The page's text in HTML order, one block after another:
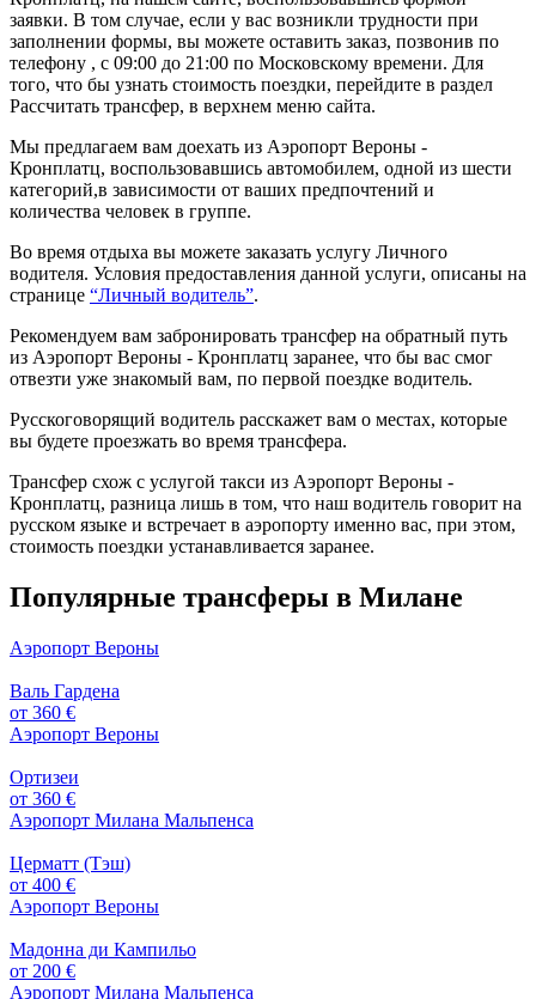
заявки. В том случае, если у вас возникли трудности при
заполнении формы, вы можете оставить заказ, позвонив по
телефону , с 09:00 до 21:00 по Московскому времени. Для
того, что бы узнать стоимость поездки, перейдите в раздел
Рассчитать трансфер, в верхнем меню сайта.
Мы предлагаем вам доехать из Аэропорт Вероны -
Кронплатц, воспользовавшись автомобилем, одной из шести
категорий,в зависимости от ваших предпочтений и
количества человек в группе.
Во время отдыха вы можете заказать услугу Личного
водителя. Условия предоставления данной услуги, описаны на
странице “Личный водитель”.
Рекомендуем вам забронировать трансфер на обратный путь
из Аэропорт Вероны - Кронплатц заранее, что бы вас смог
отвезти уже знакомый вам, по первой поездке водитель.
Русскоговорящий водитель расскажет вам о местах, которые
вы будете проезжать во время трансфера.
Трансфер схож с услугой такси из Аэропорт Вероны -
Кронплатц, разница лишь в том, что наш водитель говорит на
русском языке и встречает в аэропорту именно вас, при этом,
стоимость поездки устанавливается заранее.
Популярные трансферы в Милане
Аэропорт Вероны
Валь Гардена
от 360 €
Аэропорт Вероны
Ортизеи
от 360 €
Аэропорт Милана Мальпенса
Церматт (Тэш)
от 400 €
Аэропорт Вероны
Мадонна ди Кампильо
от 200 €
Аэропорт Милана Мальпенса